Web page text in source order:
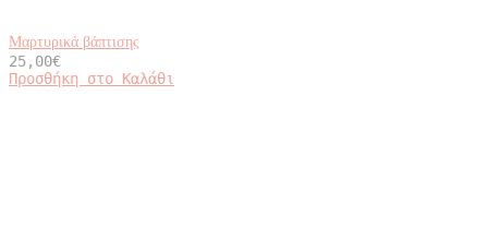
Μαρτυρικά βάπτισης
25,00€
Προσθήκη στο Καλάθι